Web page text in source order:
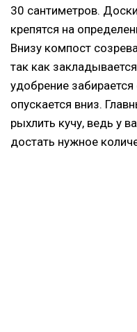
30 сантиметров.
крепятся на
Внизу компост
так как
удобрение забирается
опускается вниз.
рыхлить кучу, ведь у
достать нужное